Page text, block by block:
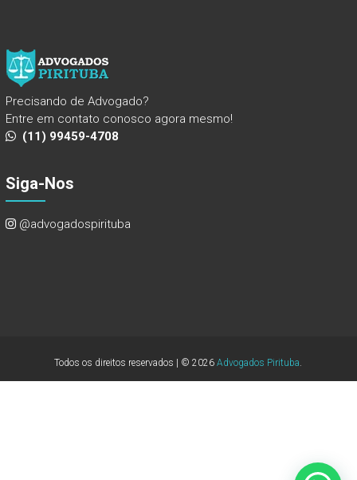
Precisando de Advogado?
Entre em contato conosco agora mesmo!
(11) 99459-4708
Siga-Nos
@advogadospirituba
Todos os direitos reservados | © 2026Advogados Pirituba.